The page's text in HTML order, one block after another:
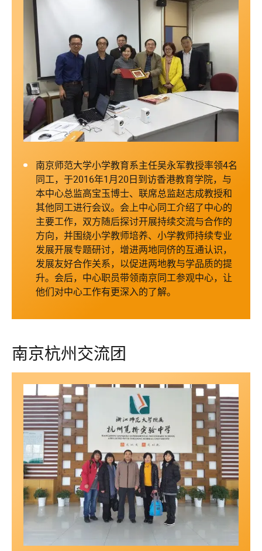
南京师范大学小学教育系主任吴永军教授率领4名
同工，于2016年1月20日到访香港教育学院，与
本中心总监高宝玉博士、联席总监赵志成教授和
其他同工进行会议。会上中心同工介绍了中心的
主要工作，双方随后探讨开展持续交流与合作的
方向，并围绕小学教师培养、小学教师持续专业
发展开展专题研讨，增进两地同侪的互通认识，
发展友好合作关系，以促进两地教与学品质的提
升。会后，中心职员带领南京同工参观中心，让
他们对中心工作有更深入的了解。
南京杭州交流团